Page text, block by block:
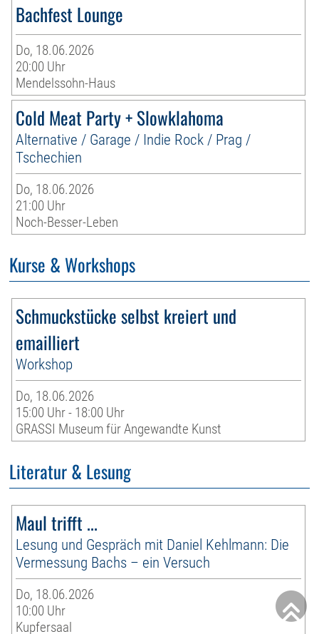
Bachfest Lounge
Do, 18.06.2026
20:00 Uhr
Mendelssohn-Haus
Cold Meat Party + Slowklahoma
Alternative / Garage / Indie Rock / Prag /
Tschechien
Do, 18.06.2026
21:00 Uhr
Noch-Besser-Leben
Kurse & Workshops
Schmuckstücke selbst kreiert und
emailliert
Workshop
Do, 18.06.2026
15:00 Uhr - 18:00 Uhr
GRASSI Museum für Angewandte Kunst
Literatur & Lesung
Maul trifft ...
Lesung und Gespräch mit Daniel Kehlmann: Die
Vermessung Bachs – ein Versuch
Do, 18.06.2026
10:00 Uhr
Kupfersaal